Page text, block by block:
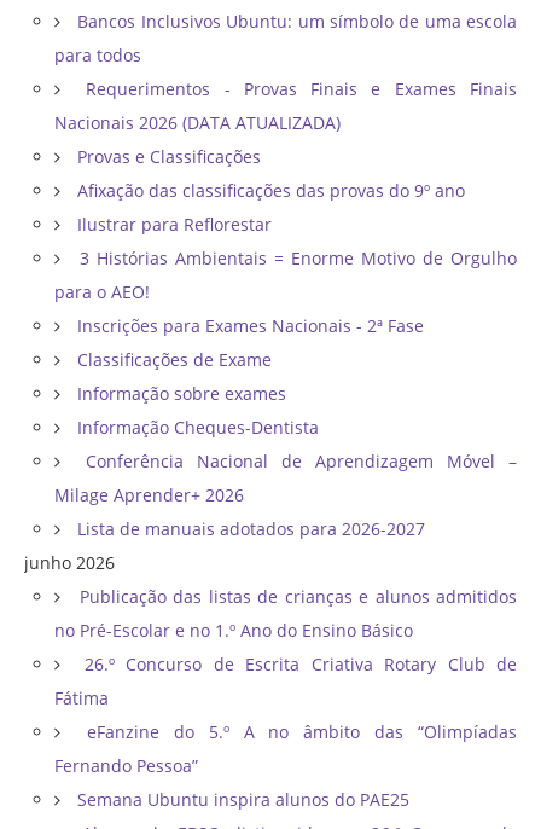
Bancos Inclusivos Ubuntu: um símbolo de uma escola
para todos
Requerimentos - Provas Finais e Exames Finais
Nacionais 2026 (DATA ATUALIZADA)
Provas e Classificações
Afixação das classificações das provas do 9º ano
Ilustrar para Reflorestar
3 Histórias Ambientais = Enorme Motivo de Orgulho
para o AEO!
Inscrições para Exames Nacionais - 2ª Fase
Classificações de Exame
Informação sobre exames
Informação Cheques-Dentista
Conferência Nacional de Aprendizagem Móvel –
Milage Aprender+ 2026
Lista de manuais adotados para 2026-2027
junho 2026
Publicação das listas de crianças e alunos admitidos
no Pré-Escolar e no 1.º Ano do Ensino Básico
26.º Concurso de Escrita Criativa Rotary Club de
Fátima
eFanzine do 5.º A no âmbito das “Olimpíadas
Fernando Pessoa”
Semana Ubuntu inspira alunos do PAE25